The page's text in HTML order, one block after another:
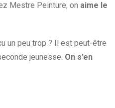
Mestre Peinture, on aime le
un peu trop ? Il est peut-être
jeunesse. On s’en